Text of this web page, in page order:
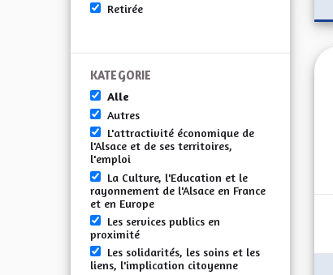
Retirée
KATEGORIE
Alle
Autres
L'attractivité économique de
l'Alsace et de ses territoires,
l'emploi
La Culture, l'Education et le
rayonnement de l'Alsace en France
et en Europe
Les services publics en
proximité
Les solidarités, les soins et les
liens, l'implication citoyenne